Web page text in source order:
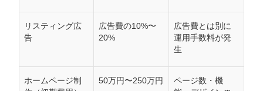
リスティング広
告
広告費の10%〜
20%
広告費とは別に
運用手数料が発
生
ホームページ制
50万円〜250万円
ページ数・機